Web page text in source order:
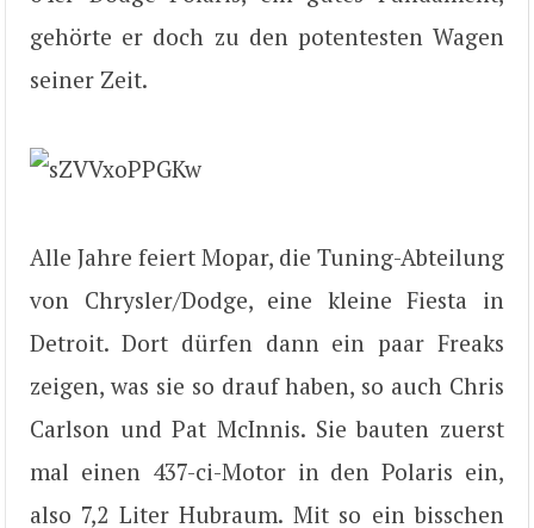
gehörte er doch zu den potentesten Wagen
seiner Zeit.
Alle Jahre feiert Mopar, die Tuning-Abteilung
von Chrysler/Dodge, eine kleine Fiesta in
Detroit. Dort dürfen dann ein paar Freaks
zeigen, was sie so drauf haben, so auch Chris
Carlson und Pat McInnis. Sie bauten zuerst
mal einen 437-ci-Motor in den Polaris ein,
also 7,2 Liter Hubraum. Mit so ein bisschen